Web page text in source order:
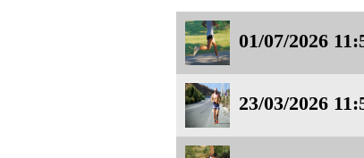
01/07/2026
23/03/2026